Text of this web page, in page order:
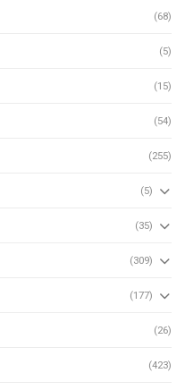
(68)
(5)
(15)
(54)
(255)
(5)
(35)
(309)
(177)
(26)
(423)